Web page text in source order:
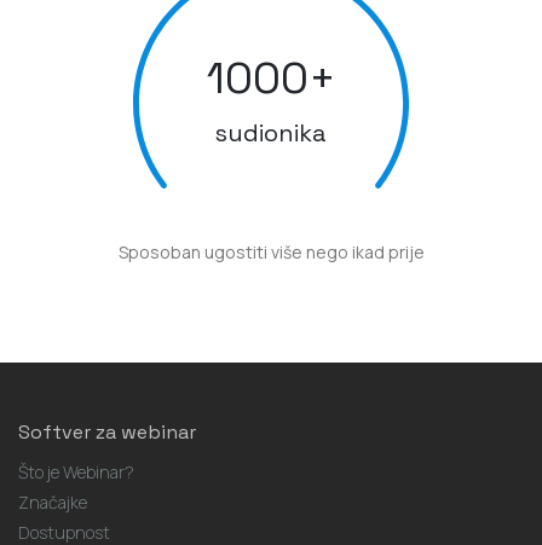
1000
sudionika
Softver za webinar
Što je Webinar?
Značajke
Dostupnost